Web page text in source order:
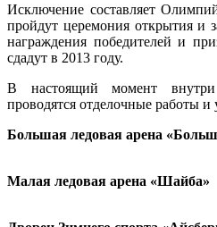
Исключение составляет
пройдут церемония открытия и
награждения победителей и
сдадут в 2013 году.
В настоящий момент
проводятся отделочные работы и
Большая ледовая арена
Малая ледовая арена «Шайба»